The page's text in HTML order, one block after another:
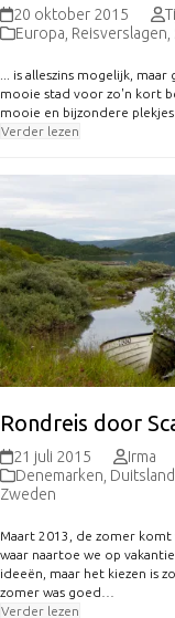
20 oktober 2015
Europa Reisverslagen
... is alleszins mogelijk,
mooie stad voor zo'n kort
mooie en bijzondere
Verder lezen
Rondreis door
21 juli 2015
Irma
Denemarken Duitsland
Zweden
Maart 2013, de zomer
waar naartoe we op
ideeën, maar het kiezen is
zomer was goed…
Verder lezen